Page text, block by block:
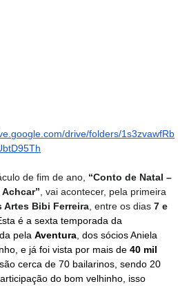
drive/folders/1s3zvawfRb
de fim de ano, “Conto de Natal –
, vai acontecer, pela primeira
Artes Bibi Ferreira , entre os dias 7 e
é a sexta temporada da
pela Aventura , dos sócios Aniela
e já foi vista por mais de 40 mil
cerca de 70 bailarinos, sendo 20
do bom velhinho, isso